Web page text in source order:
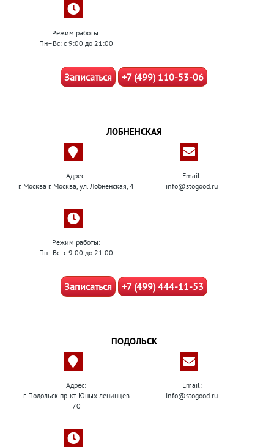
Режим работы:
Пн–Вс: с 9:00 до 21:00
Записаться +7 (499) 110-53-06
ЛОБНЕНСКАЯ
Адрес:
г. Москва г. Москва, ул. Лобненская, 4
Email:
info@stogood.ru
Режим работы:
Пн–Вс: с 9:00 до 21:00
Записаться +7 (499) 444-11-53
ПОДОЛЬСК
Адрес:
г. Подольск пр-кт Юных ленинцев
70
Email:
info@stogood.ru